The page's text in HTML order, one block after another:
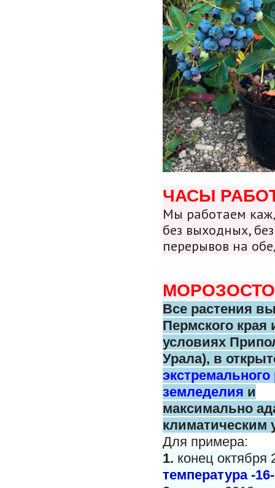
ЧАСЫ
Мы работаем
без выходных,
перерывов на
Все растения
Пермского края
условиях
Урала), в
экстремального
земледелия и
максимально
климатическим
Для примера:
1. конец октября
температура -